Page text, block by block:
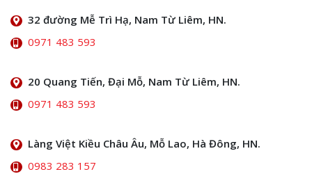
32 đường Mễ Trì Hạ, Nam Từ Liêm, HN.
0971 483 593
20 Quang Tiến, Đại Mỗ, Nam Từ Liêm, HN.
0971 483 593
Làng Việt Kiều Châu Âu, Mỗ Lao, Hà Đông, HN.
0983 283 157